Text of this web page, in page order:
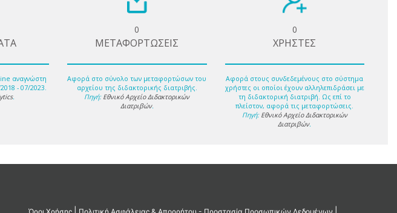
αναγνώστη
- 07/2023.
.
0
ΜΕΤΑΦΟΡΤΩΣΕΙΣ
Αφορά στο σύνολο των μεταφορτώσων του
αρχείου της διδακτορικής διατριβής.
Πηγή: Εθνικό Αρχείο Διδακτορικών
Διατριβών.
0
ΧΡΗΣΤΕΣ
Αφορά στους συνδεδεμένους στο σύστημα
χρήστες οι οποίοι έχουν αλληλεπιδράσει με
τη διδακτορική διατριβή. Ως επί το
πλείστον, αφορά τις μεταφορτώσεις.
Πηγή: Εθνικό Αρχείο Διδακτορικών
Διατριβών.